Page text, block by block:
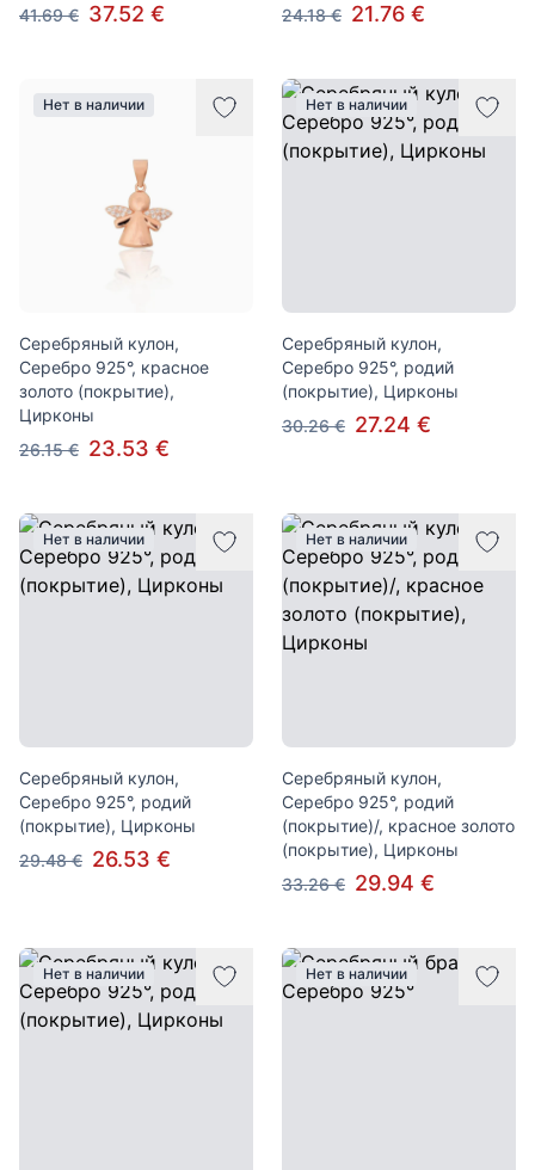
41.69 € 37.52 €
24.18 € 21.76 €
Нет в наличии
Серебряный кулон,
Серебро 925°, красное
золото (покрытие),
Цирконы
26.15 € 23.53 €
Нет в наличии
Серебряный кулон,
Серебро 925°, родий
(покрытие), Цирконы
30.26 € 27.24 €
Нет в наличии
Серебряный кулон,
Серебро 925°, родий
(покрытие), Цирконы
29.48 € 26.53 €
Нет в наличии
Серебряный кулон,
Серебро 925°, родий
(покрытие)/, красное золото
(покрытие), Цирконы
33.26 € 29.94 €
Нет в наличии Нет в наличии